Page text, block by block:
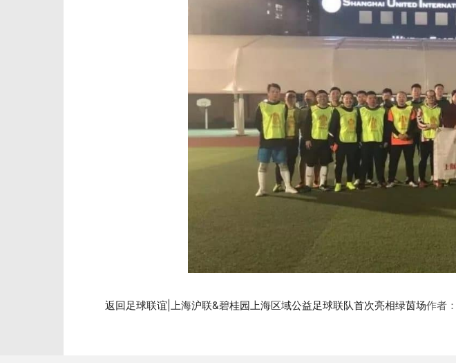
返回足球联谊|上海沪联&碧桂园上海区域公益足球联队首次亮相绿茵场​作者：